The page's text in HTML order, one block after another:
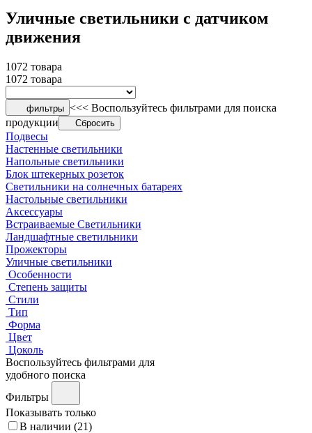
Уличные светильники с датчиком
движения
1072 товара
1072 товара
фильтры <<< Воспользуйтесь фильтрами для поиска
продукции
Сбросить
Подвесы
Настенные светильники
Напольные светильники
Блок штекерных розеток
Светильники на солнечных батареях
Настольные светильники
Аксессуары
Встраиваемые Светильники
Ландшафтные светильники
Прожекторы
Уличные светильники
Особенности
Степень защиты
Стили
Тип
Форма
Цвет
Цоколь
Воспользуйтесь фильтрами для
удобного поиска
Фильтры
Показывать только
В наличии (21)